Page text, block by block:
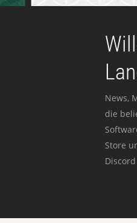
News,
die
Store